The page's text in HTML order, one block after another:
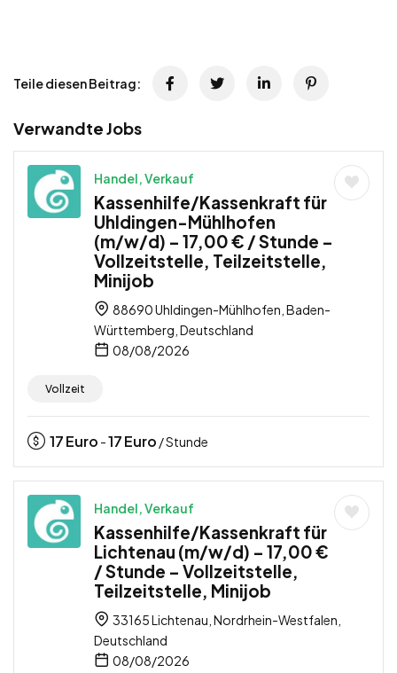
Teile diesen Beitrag:
Verwandte Jobs
Handel, Verkauf
Kassenhilfe/Kassenkraft für
Uhldingen-Mühlhofen
(m/w/d) – 17,00 € / Stunde –
Vollzeitstelle, Teilzeitstelle,
Minijob
88690 Uhldingen-Mühlhofen, Baden-
Württemberg, Deutschland
08/08/2026
Vollzeit
17Euro -17Euro / Stunde
Handel, Verkauf
Kassenhilfe/Kassenkraft für
Lichtenau (m/w/d) – 17,00 €
/ Stunde – Vollzeitstelle,
Teilzeitstelle, Minijob
33165 Lichtenau, Nordrhein-Westfalen,
Deutschland
08/08/2026